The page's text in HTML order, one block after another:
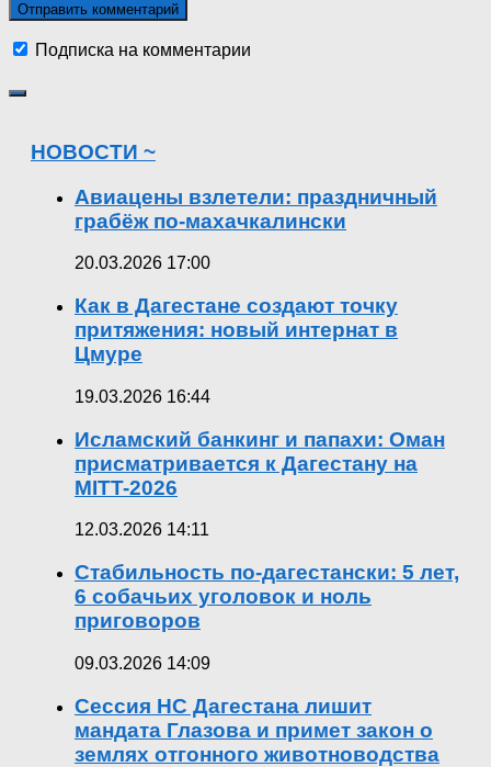
Подписка на комментарии
НОВОСТИ ~
Авиацены взлетели: праздничный
грабёж по-махачкалински
20.03.2026 17:00
Как в Дагестане создают точку
притяжения: новый интернат в
Цмуре
19.03.2026 16:44
Исламский банкинг и папахи: Оман
присматривается к Дагестану на
MITT-2026
12.03.2026 14:11
Стабильность по-дагестански: 5 лет,
6 собачьих уголовок и ноль
приговоров
09.03.2026 14:09
Сессия НС Дагестана лишит
мандата Глазова и примет закон о
землях отгонного животноводства